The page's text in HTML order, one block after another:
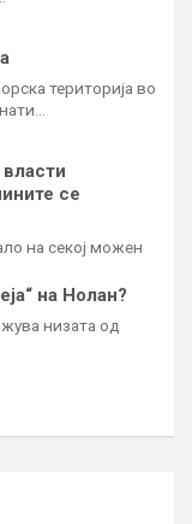
територија во
се
на секој можен
на Нолан?
низата од